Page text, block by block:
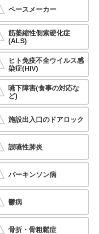
ペースメーカー
筋萎縮性側索硬化症
(ALS)
ヒト免疫不全ウイルス感
染症(HIV)
嚥下障害(食事の対応な
ど)
施設出入口のドアロック
誤嚥性肺炎
パーキンソン病
鬱病
骨折・骨粗鬆症